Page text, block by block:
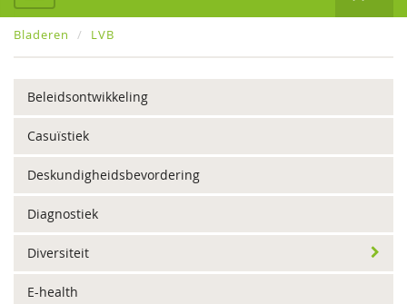
Bladeren LVB
Beleidsontwikkeling
Casuïstiek
Deskundigheidsbevordering
Diagnostiek
Diversiteit
E-health